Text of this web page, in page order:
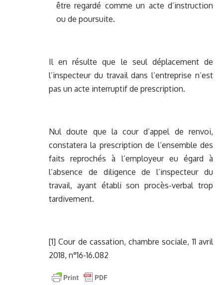
être regardé comme un acte d’instruction
ou de poursuite.
Il en résulte que le seul déplacement de
l’inspecteur du travail dans l’entreprise n’est
pas un acte interruptif de prescription.
Nul doute que la cour d’appel de renvoi,
constatera la prescription de l’ensemble des
faits reprochés à l’employeur eu égard à
l’absence de diligence de l’inspecteur du
travail, ayant établi son procès-verbal trop
tardivement.
[1] Cour de cassation, chambre sociale, 11 avril
2018, n°16-16.082